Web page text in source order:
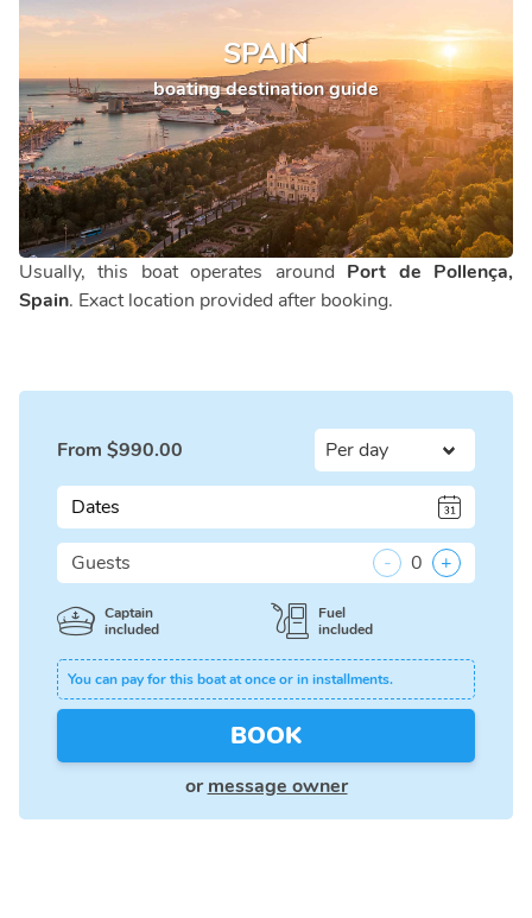
SPAIN
boating destination guide
Usually, this boat operates around Port de Pollença,
Spain. Exact location provided after booking.
From $990.00
Dates
Guests - 0 +
Captain
included
Fuel
included
You can pay for this boat at once or in installments.
BOOK
or message owner